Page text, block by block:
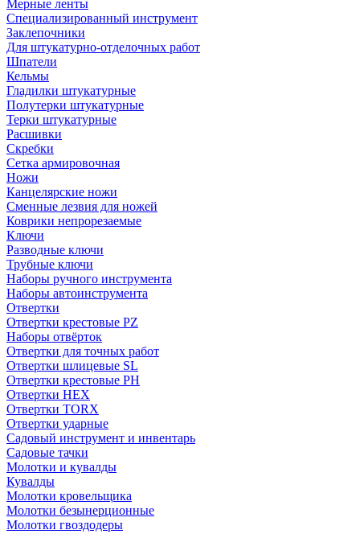
Мерные ленты
Специализированный инструмент
Заклепочники
Для штукатурно-отделочных работ
Шпатели
Кельмы
Гладилки штукатурные
Полутерки штукатурные
Терки штукатурные
Расшивки
Скребки
Сетка армировочная
Ножи
Канцелярские ножи
Сменные лезвия для ножей
Коврики непрорезаемые
Ключи
Разводные ключи
Трубные ключи
Наборы ручного инструмента
Наборы автоинструмента
Отвертки
Отвертки крестовые PZ
Наборы отвёрток
Отвертки для точных работ
Отвертки шлицевые SL
Отвертки крестовые PH
Отвертки HEX
Отвертки TORX
Отвертки ударные
Садовый инструмент и инвентарь
Садовые тачки
Молотки и кувалды
Кувалды
Молотки кровельщика
Молотки безынерционные
Молотки гвоздодеры